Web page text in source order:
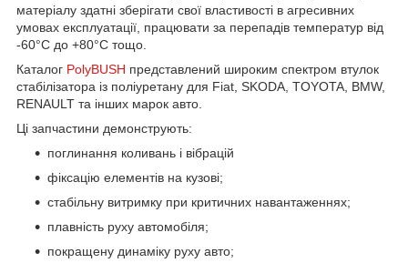
матеріалу здатні зберігати свої властивості в агресивних
умовах експлуатації, працювати за перепадів температур від
-60°С до +80°С тощо.
Каталог PolyBUSH представлений широким спектром втулок
стабілізатора із поліуретану для Fiat, SKODA, TOYOTA, BMW,
RENAULT та інших марок авто.
Ці запчастини демонструють:
поглинання коливань і вібрацій
фіксацію елементів на кузові;
стабільну витримку при критичних навантаженнях;
плавність руху автомобіля;
покращену динаміку руху авто;